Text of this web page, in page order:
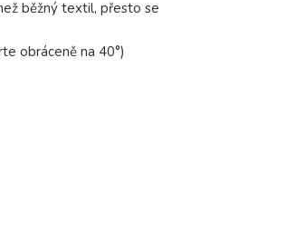
běžný textil, přesto se
obráceně na 40°)